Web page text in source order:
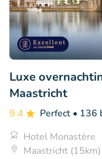
Luxe
Maastricht
9.4 Perfect • 136
Hotel Monastère
Maastricht (15km)